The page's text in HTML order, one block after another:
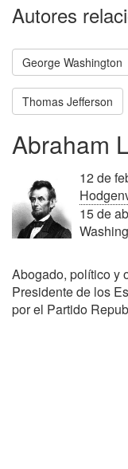
Autores
George Washington
Thomas Jefferson
Abraham
12 de
15 de
Abogado, político y
Presidente de los
por el Partido